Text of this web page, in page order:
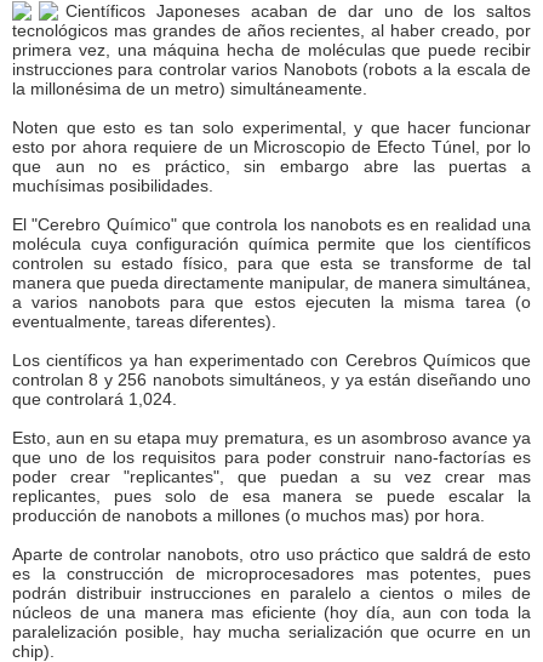
Científicos Japoneses acaban de dar uno de los saltos
tecnológicos mas grandes de años recientes, al haber creado, por
primera vez, una máquina hecha de moléculas que puede recibir
instrucciones para controlar varios Nanobots (robots a la escala de
la millonésima de un metro) simultáneamente.
Noten que esto es tan solo experimental, y que hacer funcionar
esto por ahora requiere de un Microscopio de Efecto Túnel, por lo
que aun no es práctico, sin embargo abre las puertas a
muchísimas posibilidades.
El "Cerebro Químico" que controla los nanobots es en realidad una
molécula cuya configuración química permite que los científicos
controlen su estado físico, para que esta se transforme de tal
manera que pueda directamente manipular, de manera simultánea,
a varios nanobots para que estos ejecuten la misma tarea (o
eventualmente, tareas diferentes).
Los científicos ya han experimentado con Cerebros Químicos que
controlan 8 y 256 nanobots simultáneos, y ya están diseñando uno
que controlará 1,024.
Esto, aun en su etapa muy prematura, es un asombroso avance ya
que uno de los requisitos para poder construir nano-factorías es
poder crear "replicantes", que puedan a su vez crear mas
replicantes, pues solo de esa manera se puede escalar la
producción de nanobots a millones (o muchos mas) por hora.
Aparte de controlar nanobots, otro uso práctico que saldrá de esto
es la construcción de microprocesadores mas potentes, pues
podrán distribuir instrucciones en paralelo a cientos o miles de
núcleos de una manera mas eficiente (hoy día, aun con toda la
paralelización posible, hay mucha serialización que ocurre en un
chip).